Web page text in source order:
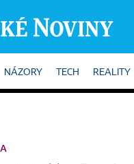
NÁZORY TECH REALITY